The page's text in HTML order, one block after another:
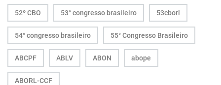
52º CBO 53° congresso brasileiro 53cborl
54° congresso brasileiro 55° Congresso Brasileiro
ABCPF ABLV ABON abope
ABORL-CCF